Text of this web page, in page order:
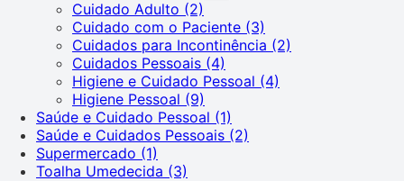
Cuidado Adulto (2)
Cuidado com o Paciente (3)
Cuidados para Incontinência (2)
Cuidados Pessoais (4)
Higiene e Cuidado Pessoal (4)
Higiene Pessoal (9)
Saúde e Cuidado Pessoal (1)
Saúde e Cuidados Pessoais (2)
Supermercado (1)
Toalha Umedecida (3)